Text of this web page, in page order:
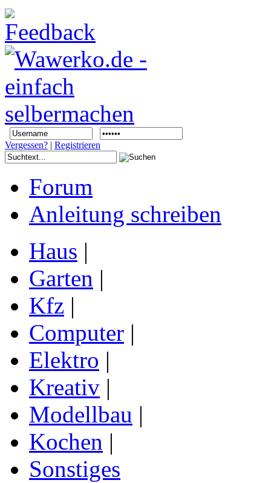
Vergessen? | Registrieren
Forum
Anleitung schreiben
Haus |
Garten |
Kfz |
Computer |
Elektro |
Kreativ |
Modellbau |
Kochen |
Sonstiges